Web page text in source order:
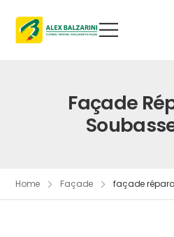
Façade
Home Façade façade